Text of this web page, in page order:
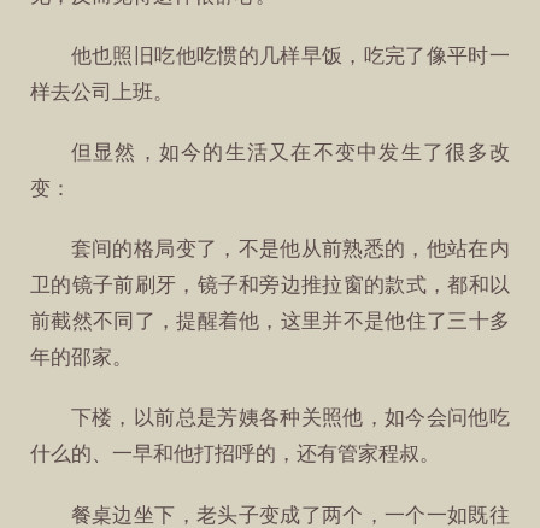
他也照旧吃他吃惯的几样早饭，吃完了像平时一
样去公司上班。
但显然，如今的生活又在不变中发生了很多改
变：
套间的格局变了，不是他从前熟悉的，他站在内
卫的镜子前刷牙，镜子和旁边推拉窗的款式，都和以
前截然不同了，提醒着他，这里并不是他住了三十多
年的邵家。
下楼，以前总是芳姨各种关照他，如今会问他吃
什么的、一早和他打招呼的，还有管家程叔。
餐桌边坐下，老头子变成了两个，一个一如既往